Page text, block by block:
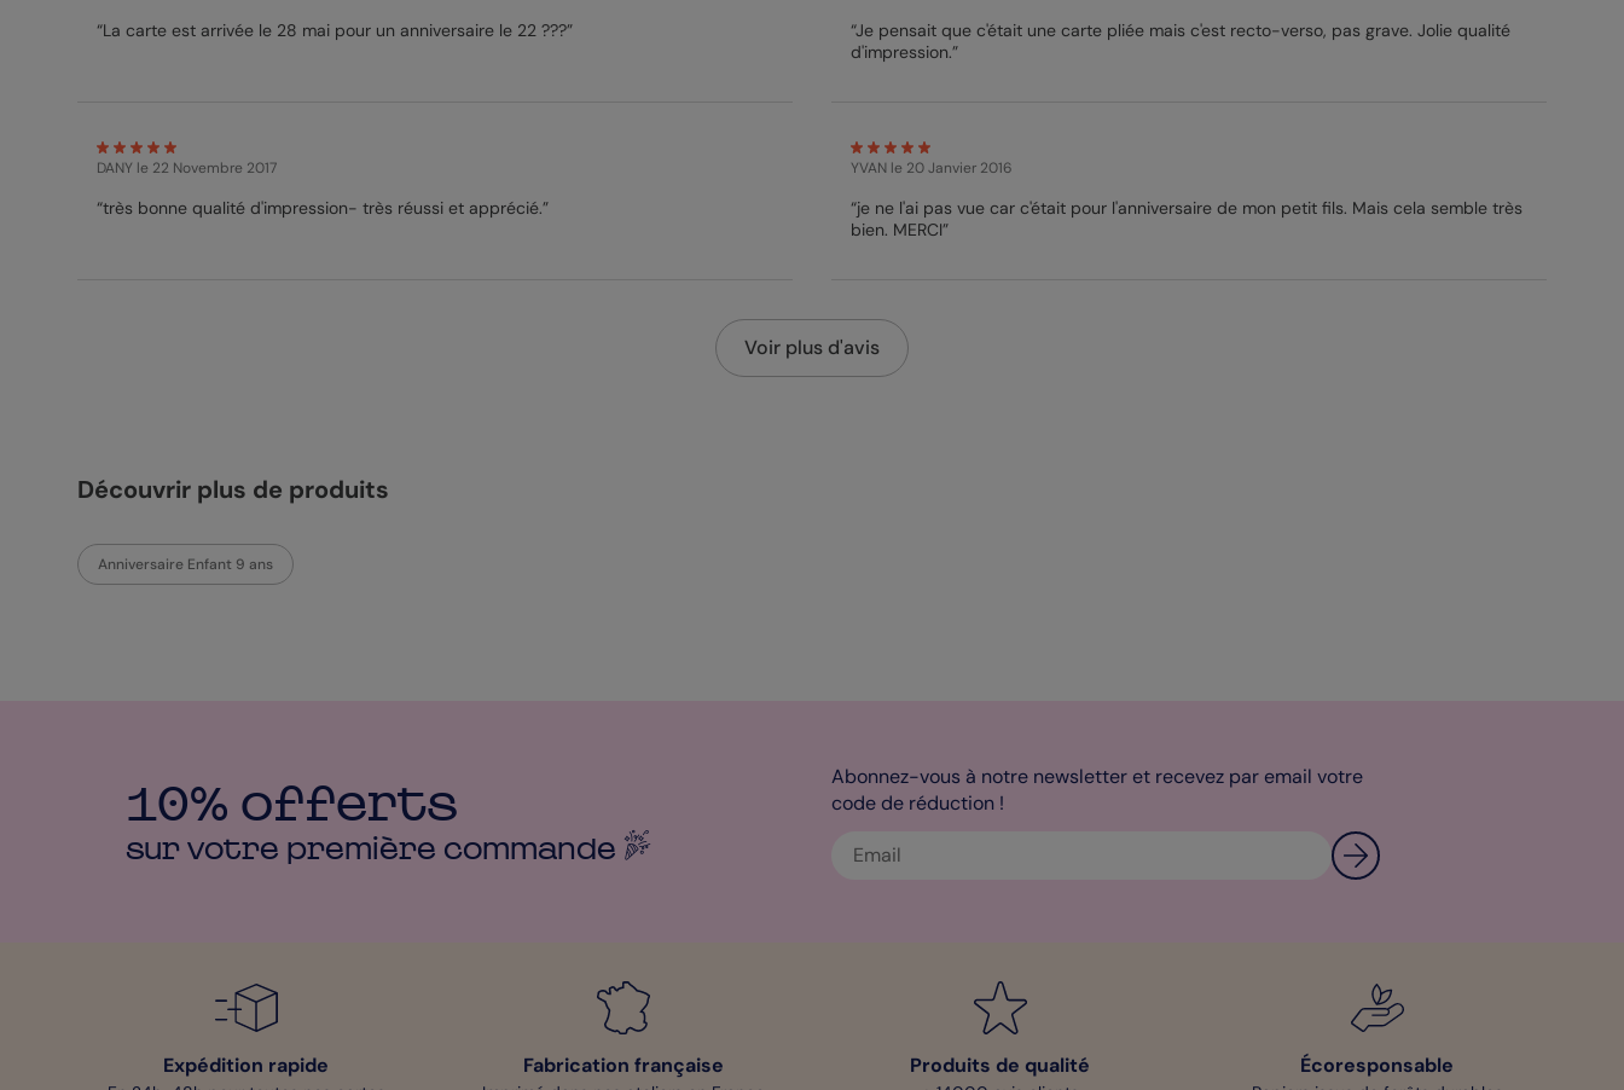
“La carte est arrivée le 28 mai pour un anniversaire le 22 ???”
“Je pensait que c'était une carte pliée mais c'est recto-verso, pas grave. Jolie qualité
d'impression.”
DANY le 22 Novembre 2017
“très bonne qualité d'impression- très réussi et apprécié.”
YVAN le 20 Janvier 2016
“je ne l'ai pas vue car c'était pour l'anniversaire de mon petit fils. Mais cela semble très
bien. MERCI”
Voir plus d'avis
Découvrir plus de produits
Anniversaire Enfant 9 ans
10% offerts
sur votre première commande
Abonnez-vous à notre newsletter et recevez par email votre
code de réduction !
Expédition rapide Fabrication française Produits de qualité Écoresponsable